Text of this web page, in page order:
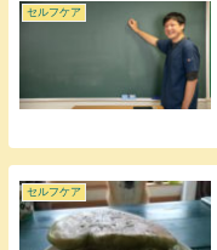
セルフケア
セルフケア